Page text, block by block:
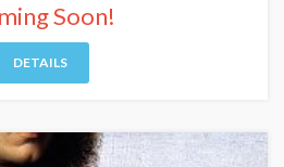
Soon!
DETAILS